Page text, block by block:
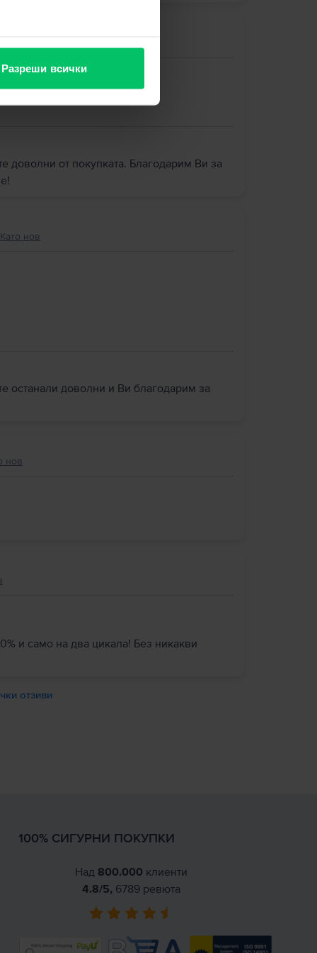
Разреши всички
доволни от покупката. Благодарим Ви за
нов
останали доволни и Ви благодарим за
нов
и само на два цикала! Без никакви
отзиви
100% СИГУРНИ ПОКУПКИ
Над 800.000 клиенти
4.8/5, 6789 ревюта